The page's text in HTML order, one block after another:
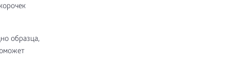
образца,